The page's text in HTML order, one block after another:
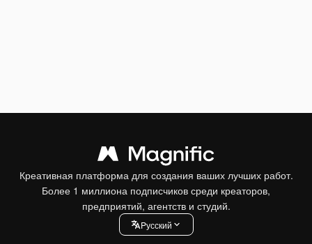
Креативная платформа для создания ваших лучших работ.
Более 1 миллиона подписчиков среди креаторов,
предприятий, агентств и студий.
Pусский